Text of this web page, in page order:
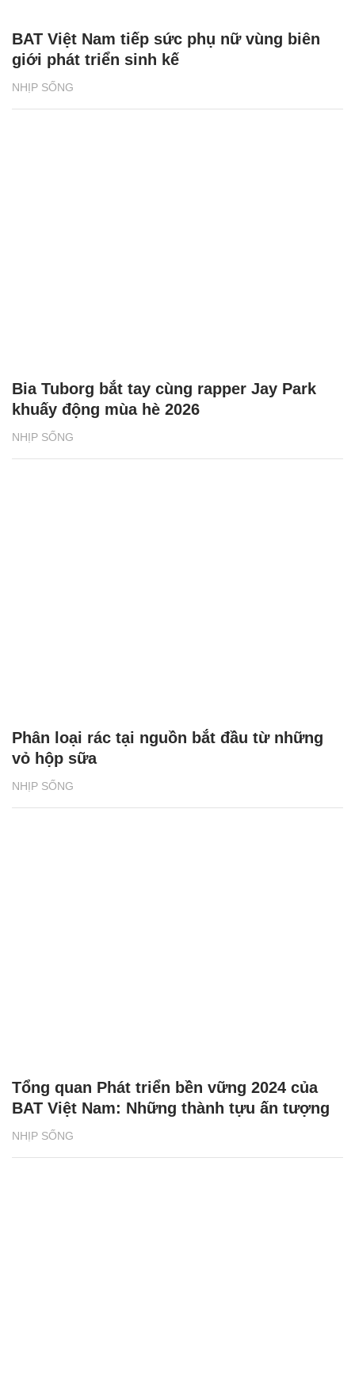
NHỊP SỐNG
BAT Việt Nam tiếp sức phụ nữ vùng biên
giới phát triển sinh kế
NHỊP SỐNG
Bia Tuborg bắt tay cùng rapper Jay Park
khuấy động mùa hè 2026
NHỊP SỐNG
Phân loại rác tại nguồn bắt đầu từ những
vỏ hộp sữa
NHỊP SỐNG
Tổng quan Phát triển bền vững 2024 của
BAT Việt Nam: Những thành tựu ấn tượng